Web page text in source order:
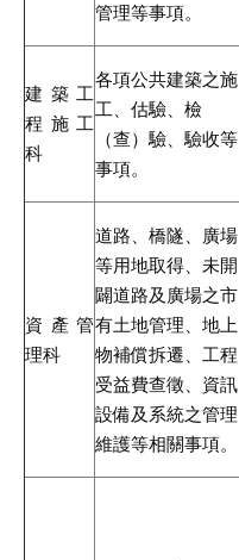
管理等事項。
建築工
程施工
科
各項公共建築之施
工、估驗、檢
（查）驗、驗收等
事項。
資產管
理科
道路、橋隧、廣場
等用地取得、未開
闢道路及廣場之市
有土地管理、地上
物補償拆遷、工程
受益費查徵、資訊
設備及系統之管理
維護等相關事項。